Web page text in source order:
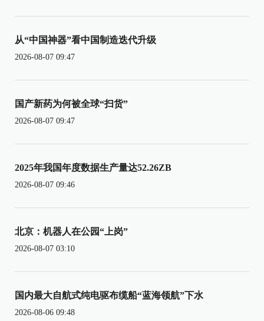
从“中国神器”看中国制造迭代升级
2026-08-07 09:47
国产新药为何被全球“扫货”
2026-08-07 09:47
2025年我国年度数据生产量达52.26ZB
2026-08-07 09:46
北京：机器人在公园“上岗”
2026-08-07 03:10
国内最大自航式纯电驱布缆船“蓝海领航”下水
2026-08-06 09:48